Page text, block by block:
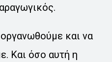
οργανωθούμε και να
Και όσο αυτή η